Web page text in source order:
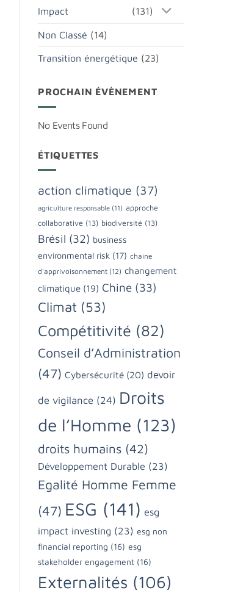
Impact (131)
Non Classé (14)
Transition énergétique (23)
PROCHAIN ÉVÈNEMENT
No Events Found
ÉTIQUETTES
action climatique (37)
agriculture responsable (11) approche
collaborative (13) biodiversité (13)
Brésil (32) business
environmental risk (17) chaine
d'apprivoisonnement (12) changement
climatique (19) Chine (33)
Climat (53)
Compétitivité (82)
Conseil d’Administration
(47) Cybersécurité (20) devoir
de vigilance (24) Droits
de l’Homme (123)
droits humains (42)
Développement Durable (23)
Egalité Homme Femme
(47) ESG (141) esg
impact investing (23) esg non
financial reporting (16) esg
stakeholder engagement (16)
Externalités (106)